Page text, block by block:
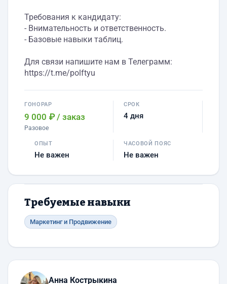
Требования к кандидату:
- Внимательность и ответственность.
- Базовые навыки таблиц.
Для связи напишите нам в Телеграмм:
https://t.me/polftyu
ГОНОРАР
9 000 ₽ / заказ
Разовое
СРОК
4 дня
ОПЫТ
Не важен
ЧАСОВОЙ ПОЯС
Не важен
Требуемые навыки
Маркетинг и Продвижение
Анна Кострыкина